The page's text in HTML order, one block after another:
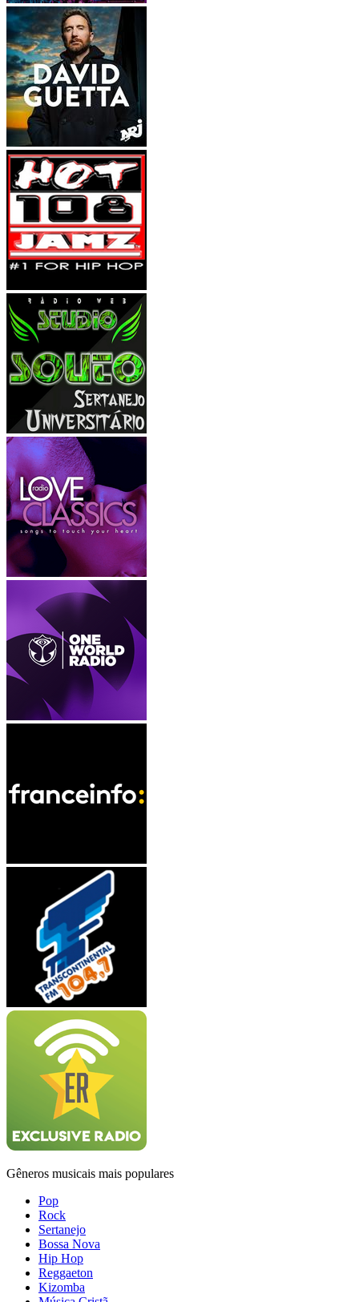
Gêneros musicais mais populares
Pop
Rock
Sertanejo
Bossa Nova
Hip Hop
Reggaeton
Kizomba